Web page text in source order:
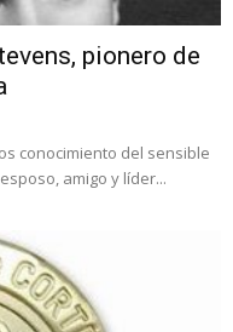
pionero de
conocimiento del sensible
amigo y líder...